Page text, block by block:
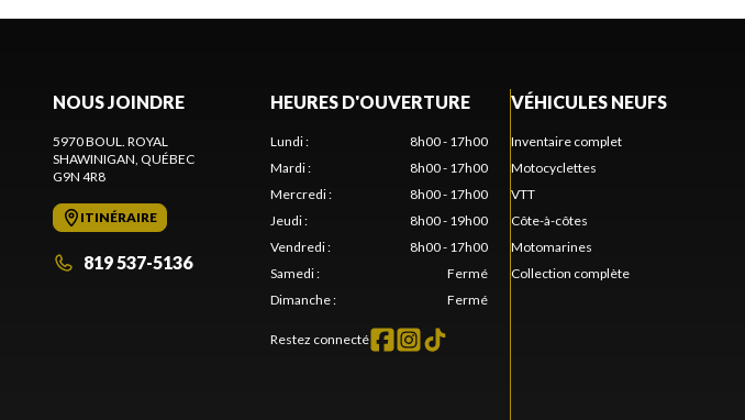
NOUS JOINDRE
5970 BOUL. ROYAL
SHAWINIGAN, QUÉBEC
G9N 4R8
ITINÉRAIRE
819 537-5136
HEURES D'OUVERTURE
Lundi:
8h00 - 17h00
Mardi:
8h00 - 17h00
Mercredi:
8h00 - 17h00
Jeudi:
8h00 - 19h00
Vendredi:
8h00 - 17h00
Samedi:
Fermé
Dimanche: Fermé
Restez connecté
VÉHICULES NEUFS
Inventaire complet
Motocyclettes
VTT
Côte-à-côtes
Motomarines
Collection complète